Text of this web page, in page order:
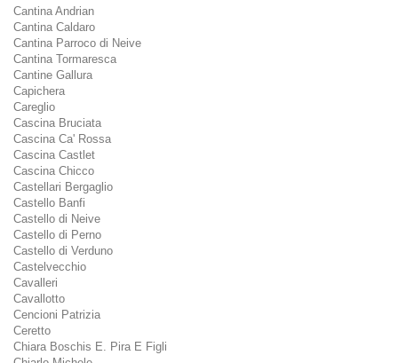
Cantina Andrian
Cantina Caldaro
Cantina Parroco di Neive
Cantina Tormaresca
Cantine Gallura
Capichera
Careglio
Cascina Bruciata
Cascina Ca' Rossa
Cascina Castlet
Cascina Chicco
Castellari Bergaglio
Castello Banfi
Castello di Neive
Castello di Perno
Castello di Verduno
Castelvecchio
Cavalleri
Cavallotto
Cencioni Patrizia
Ceretto
Chiara Boschis E. Pira E Figli